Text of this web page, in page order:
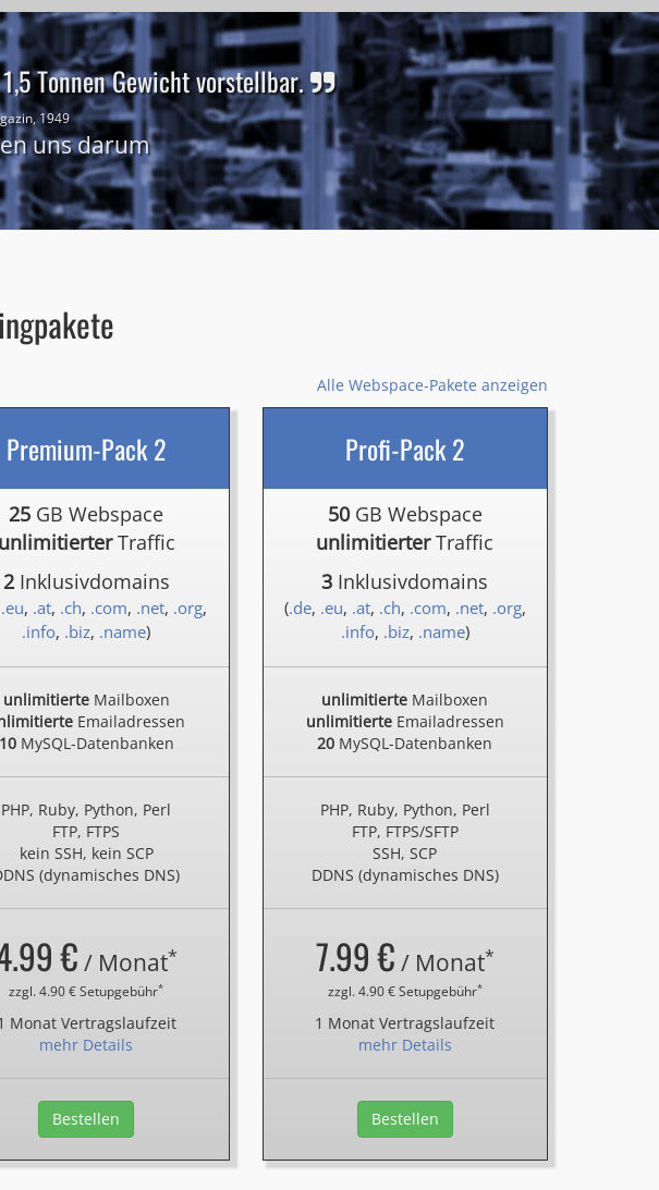
Tonnen Gewicht vorstellbar.
1949
uns darum
Alle Webspace-Pakete anzeigen
Premium-Pack 2
25 GB Webspace
unlimitierterTraffic
2Inklusivdomains
.eu, .at, .ch, .com, .net, .org,
.info, .biz, .name)
unlimitierteMailboxen
Emailadressen
10MySQL-Datenbanken
PHP, Ruby, Python, Perl
FTP, FTPS
kein SSH, kein SCP
(dynamisches DNS)
€ / Monat*
zzgl. 4.90 € Setupgebühr*
Monat Vertragslaufzeit
mehr Details
Bestellen
Profi-Pack 2
50GB Webspace
unlimitierterTraffic
3 Inklusivdomains
(.de, .eu, .at, .ch, .com, .net, .org,
.info, .biz, .name)
unlimitierte Mailboxen
unlimitierteEmailadressen
20 MySQL-Datenbanken
PHP, Ruby, Python, Perl
FTP, FTPS/SFTP
SSH, SCP
DDNS (dynamisches DNS)
7.99 € / Monat*
zzgl. 4.90 € Setupgebühr*
1 Monat Vertragslaufzeit
mehr Details
Bestellen